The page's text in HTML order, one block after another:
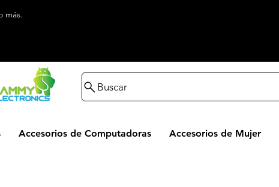
más.
Buscar
Accesorios de Computadoras Accesorios de Mujer